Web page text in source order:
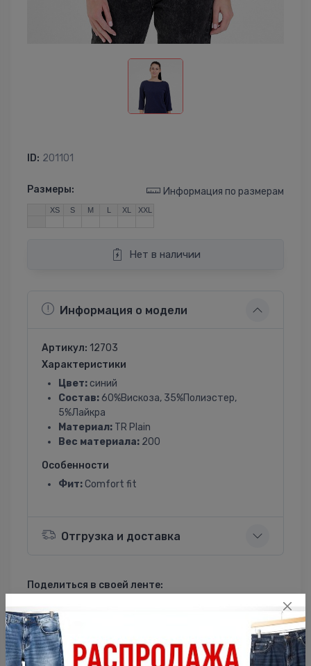
ID: 201101
Размеры: Информация по размерам
XS S M L XL XXL
Нет в наличии
Информация о модели
Артикул: 12703
Характеристики
Цвет: синий
Состав: 60%Вискоза, 35%Полиэстер,
5%Лайкра
Материал: TR Plain
Вес материала: 200
Особенности
Фит: Comfort fit
Отгрузка и доставка
Поделиться в своей ленте:
ВКонтакте